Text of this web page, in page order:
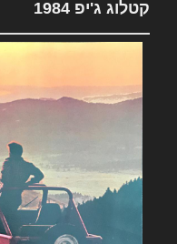
קטלוג ג'יפ 1984